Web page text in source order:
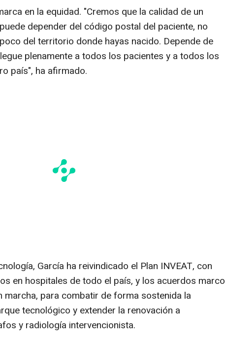
en la equidad. "Cremos que la calidad de un
depender del código postal del paciente, no
del territorio donde hayas nacido. Depende de
plenamente a todos los pacientes y a todos los
país", ha afirmado.
García ha reivindicado el Plan INVEAT, con
en hospitales de todo el país, y los acuerdos marco
marcha, para combatir de forma sostenida la
tecnológico y extender la renovación a
y radiología intervencionista.